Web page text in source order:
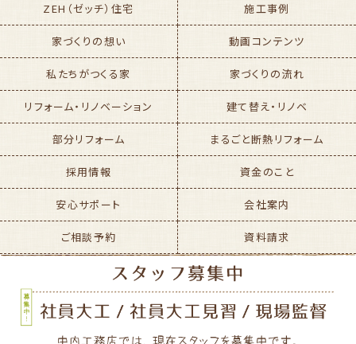
ZEH（ゼッチ）住宅 施工事例
家づくりの想い 動画コンテンツ
私たちがつくる家 家づくりの流れ
リフォーム・リノベーション 建て替え・リノベ
部分リフォーム まるごと断熱リフォーム
採用情報 資金のこと
安心サポート 会社案内
ご相談予約 資料請求